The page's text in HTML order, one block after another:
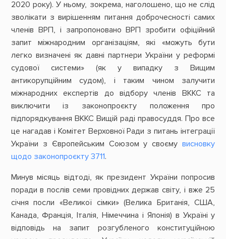
2020 року). У ньому, зокрема, наголошено, що не слід
зволікати з вирішенням питання доброчесності самих
членів ВРП, і запропоновано ВРП зробити офіційний
запит міжнародним організаціям, які «можуть бути
легко визначені як давні партнери України у реформі
судової системи» (як у випадку з Вищим
антикорупційним судом), і таким чином залучити
міжнародних експертів до відбору членів ВККС та
виключити із законопроєкту положення про
підпорядкування ВККС Вищій раді правосуддя. Про все
це нагадав і Комітет Верховної Ради з питань інтеграції
України з Європейським Союзом у своємувисновку
щодо законопроєкту 3711.
Минув місяць відтоді, як президент України попросив
поради в послів семи провідних держав світу, і вже 25
січня посли «Великої сімки» (Велика Британія, США,
Канада, Франція, Італія, Німеччина і Японія) в Україні у
відповідь на запит розгубленого конституційною